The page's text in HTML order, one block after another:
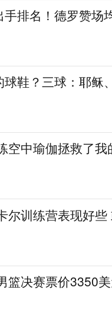
手排名！德罗赞场
鞋？三球：耶稣
空中瑜伽拯救了
尔训练营表现好
篮决赛票价3350